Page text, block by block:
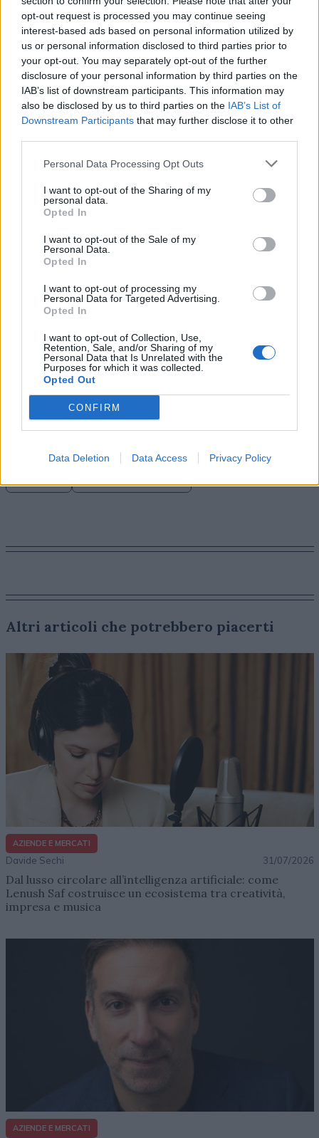
opt-out request is processed you may continue seeing
interest-based ads based on personal information utilized by
us or personal information disclosed to third parties prior to
your opt-out. You may separately opt-out of the further
disclosure of your personal information by third parties on the
IAB’s list of downstream participants. This information may
also be disclosed by us to third parties on the IAB’s List of
Downstream Participants that may further disclose it to other
Personal Data Processing Opt Outs
I want to opt-out of the Sharing of my
personal data.
Opted In
I want to opt-out of the Sale of my
Personal Data.
Opted In
I want to opt-out of processing my
Personal Data for Targeted Advertising.
Opted In
I want to opt-out of Collection, Use,
Retention, Sale, and/or Sharing of my
Personal Data that Is Unrelated with the
Purposes for which it was collected.
Opted Out
CONFIRM
Data Deletion Data Access Privacy Policy
video mapping architetturale proiettata sulla facciata
dell’Acquario Romano, che ha trasformato lo spazio
urbano in un’esperienza visiva ad alto impatto. «Il
nostro obiettivo è continuare a operare nel punto di
incontro tra cultura, contenuti e brand, un ambito in cui
abbiamo sviluppato un modello integrato in grado di
presidiare l’intera filiera, dallo sviluppo alla
comunicazione. In un contesto sempre più competitivo
e frammentato, l’associazione con contenuti di alta
qualità – dai grandi film alle serie di maggiore successo
– rappresenta per le aziende una leva strategica
efficace, come dimostrano i risultati raggiunti e la
continuità delle collaborazioni con i nostri clienti –
anche che sono già in corso i lavori per una nuova serie
e un film italiano -. Un ulteriore elemento distintivo è la
grazie a un’expertise consolidata e a un ampio network
di relazioni che coinvolge l’intera industria audiovisiva
grado di identificare per ogni brand il suo film o la sua
serie e viceversa, generando connessioni rilevanti per
il pubblico. I risultati economici positivi ci consentono
di rafforzare gli investimenti nello sviluppo creativo,
con sempre maggiore attenzione a progetti proprietari
per cinema e televisione, in una prospettiva di crescita
Altri articoli che potrebbero piacerti
AZIENDE E MERCATI
Davide Sechi 31/07/2026
Dal lusso circolare all’intelligenza artificiale: come
Lenush Saf costruisce un ecosistema tra creatività,
impresa e musica
AZIENDE E MERCATI